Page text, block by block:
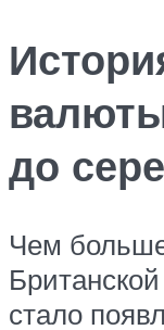
до
Чем
стало